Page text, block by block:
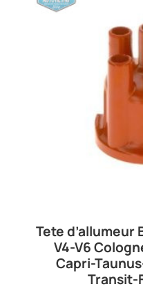
Tete d’allumeur
V4-V6
Capri-
Transit-